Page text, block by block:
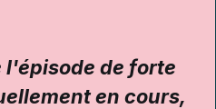
l'épisode de forte
en cours,